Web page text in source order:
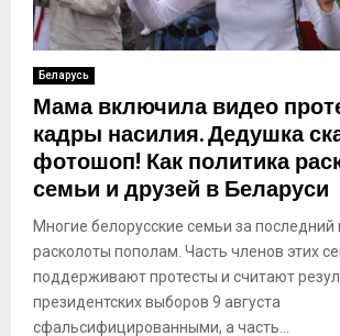
Беларусь
Мама включила видео
кадры насилия. Дедушка
фотошоп! Как политика
семьи и друзей в Беларуси
Многие белорусские семьи за последний
расколоты пополам. Часть членов этих
поддерживают протесты и считают
президентских выборов 9 августа
сфальсифицированными, а часть...